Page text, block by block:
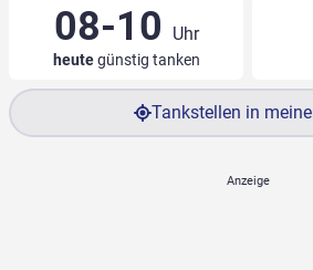
08-10 Uhr
heutegünstig tanken
Tankstellen in